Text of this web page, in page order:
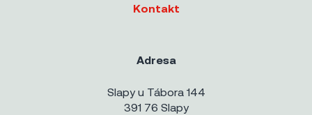
Kontakt
Adresa
Slapy u Tábora 144
391 76 Slapy